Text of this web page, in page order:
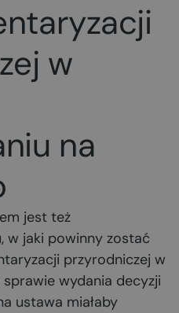
w
na
jest też
w jaki powinny zostać
przyrodniczej w
wydania decyzji
ustawa miałaby